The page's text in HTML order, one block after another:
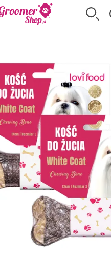
Przejdź na stronę główną
Szukaj